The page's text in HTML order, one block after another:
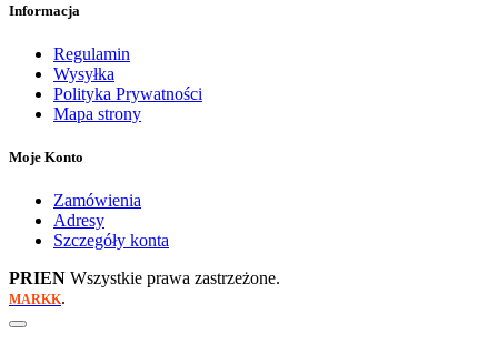
Informacja
Regulamin
Wysyłka
Polityka Prywatności
Mapa strony
Moje Konto
Zamówienia
Adresy
Szczegóły konta
PRIEN Wszystkie prawa zastrzeżone.
MARKK.